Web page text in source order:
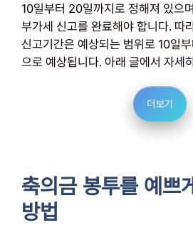
10일부터 20일까지로 정해져 있으
부가세 신고를 완료해야 합니다. 따
신고기간은 예상되는 범위로 10일
으로 예상됩니다. 아래 글에서 자세
더보기
축의금 봉투를 예쁘
방법